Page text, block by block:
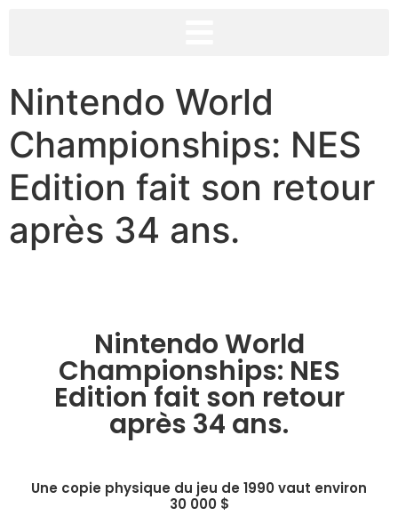
Nintendo World
Championships: NES
Edition fait son retour
après 34 ans.
Nintendo World
Championships: NES
Edition fait son retour
après 34 ans.
Une copie physique du jeu de 1990 vaut environ
30 000 $